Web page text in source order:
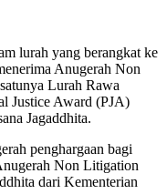
lurah yang berangkat ke
Anugerah Non
Lurah Rawa
Justice Award (PJA)
Jagaddhita.
penghargaan bagi
Non Litigation
dari Kementerian